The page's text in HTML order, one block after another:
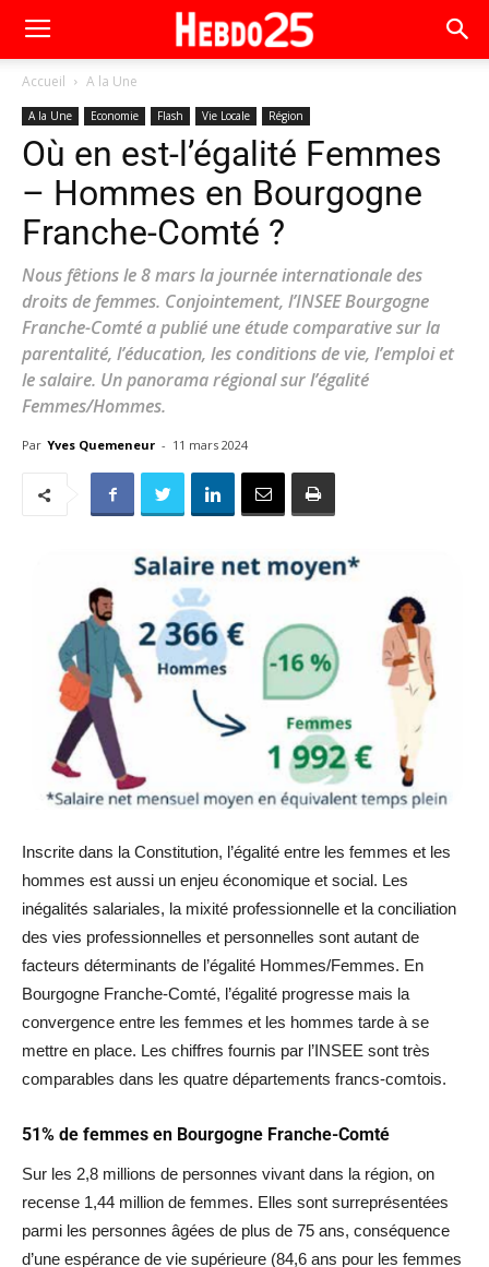
Accueil A la Une
A la Une Economie Flash Vie Locale Région
Où en est-l’égalité Femmes
– Hommes en Bourgogne
Franche-Comté ?
Nous fêtions le 8 mars la journée internationale des
droits de femmes. Conjointement, l’INSEE Bourgogne
Franche-Comté a publié une étude comparative sur la
parentalité, l’éducation, les conditions de vie, l’emploi et
le salaire. Un panorama régional sur l’égalité
Femmes/Hommes.
Par Yves Quemeneur - 11 mars 2024
Inscrite dans la Constitution, l’égalité entre les femmes et les
hommes est aussi un enjeu économique et social. Les
inégalités salariales, la mixité professionnelle et la conciliation
des vies professionnelles et personnelles sont autant de
facteurs déterminants de l’égalité Hommes/Femmes. En
Bourgogne Franche-Comté, l’égalité progresse mais la
convergence entre les femmes et les hommes tarde à se
mettre en place. Les chiffres fournis par l’INSEE sont très
comparables dans les quatre départements francs-comtois.
51% de femmes en Bourgogne Franche-Comté
Sur les 2,8 millions de personnes vivant dans la région, on
recense 1,44 million de femmes. Elles sont surreprésentées
parmi les personnes âgées de plus de 75 ans, conséquence
d’une espérance de vie supérieure (84,6 ans pour les femmes